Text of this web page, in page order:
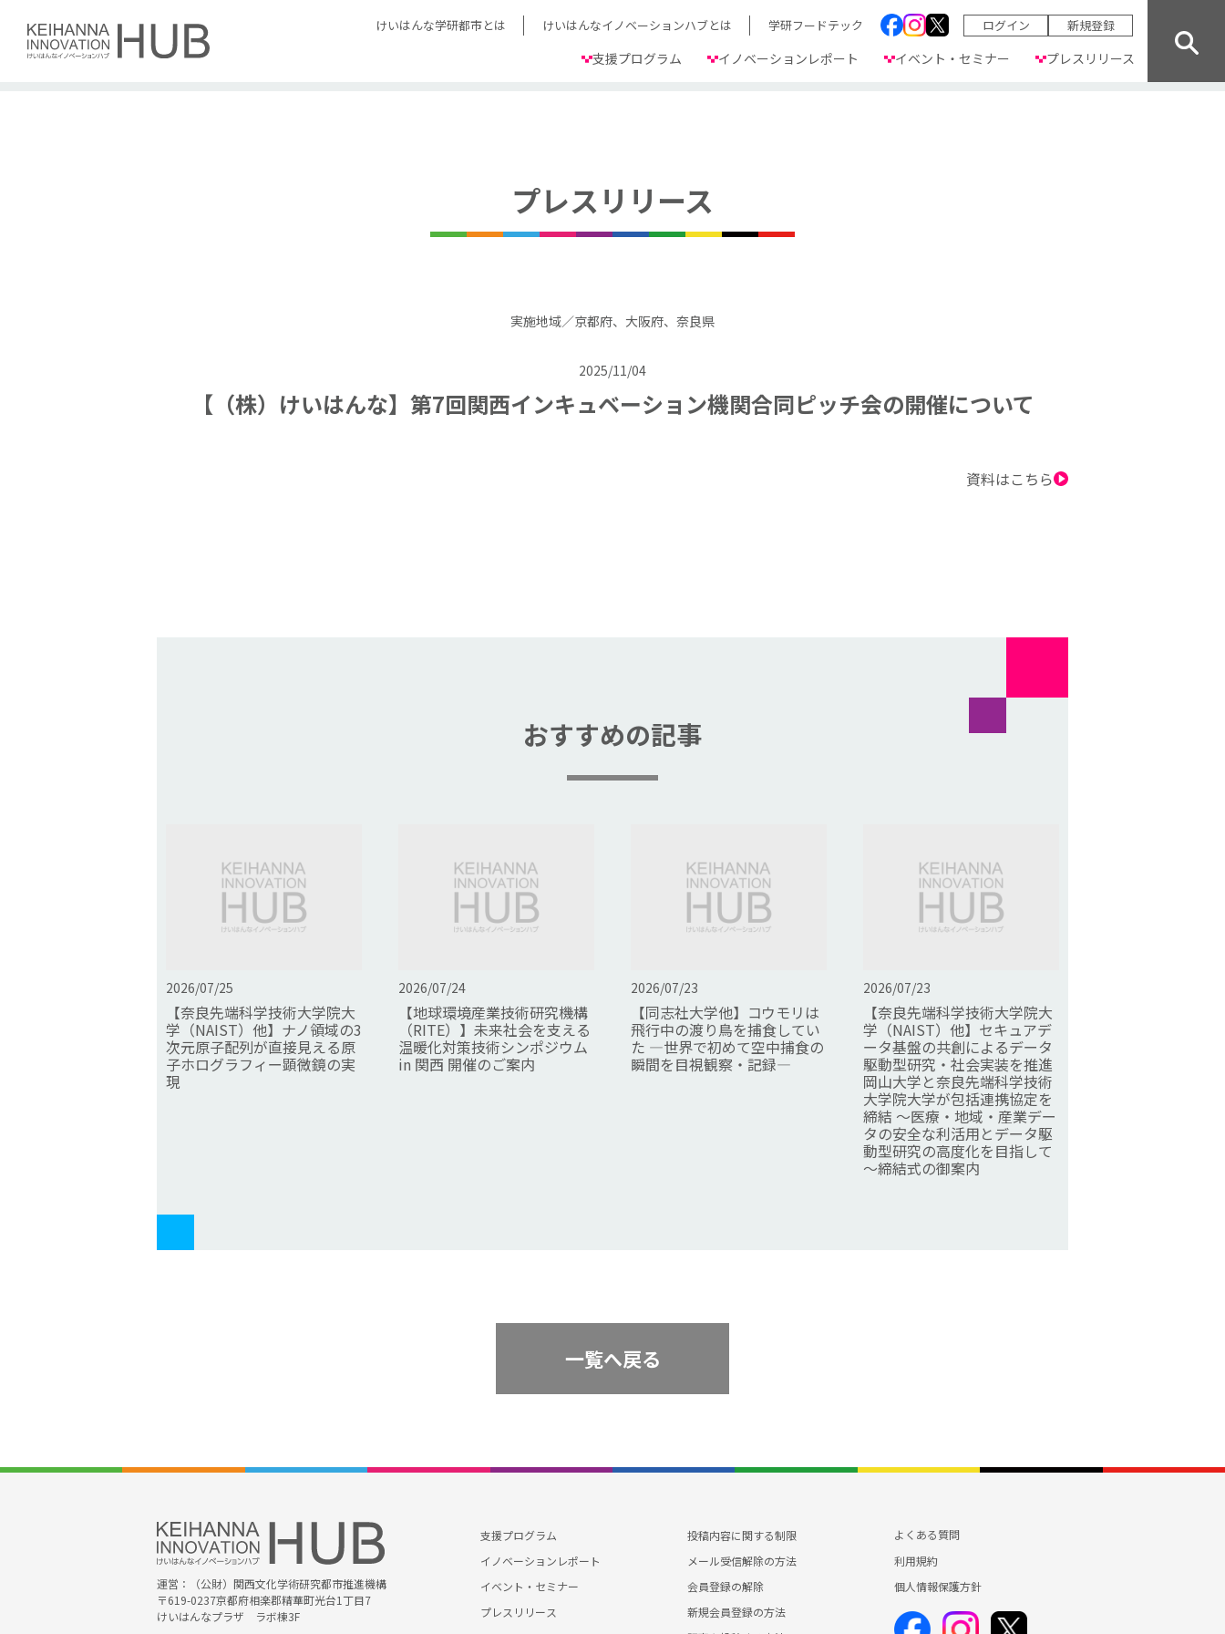
content
支援プログラム イノベーションレポート イベント・セミナー プレスリリース
けいはんな学研都市とは けいはんなイノベーションハブとは 学研フードテック ログイン 新規登録
プレスリリース
実施地域／京都府、大阪府、奈良県
2025/11/04
【（株）けいはんな】第7回関西インキュベーション機関合同ピッチ会の開催について
資料はこちら
おすすめの記事
2026/07/25
【奈良先端科学技術大学院大
学（NAIST）他】ナノ領域の3
次元原子配列が直接見える原
子ホログラフィー顕微鏡の実
現
2026/07/24
【地球環境産業技術研究機構
（RITE）】未来社会を支える
温暖化対策技術シンポジウム
in 関西 開催のご案内
2026/07/23
【同志社大学他】コウモリは
飛行中の渡り鳥を捕食してい
た ―世界で初めて空中捕食の
瞬間を目視観察・記録―
2026/07/23
【奈良先端科学技術大学院大
学（NAIST）他】セキュアデ
ータ基盤の共創によるデータ
駆動型研究・社会実装を推進
岡山大学と奈良先端科学技術
大学院大学が包括連携協定を
締結 ～医療・地域・産業デー
タの安全な利活用とデータ駆
動型研究の高度化を目指して
～締結式の御案内
一覧へ戻る
運営：（公財）関西文化学術研究都市推進機構
〒619-0237京都府相楽郡精華町光台1丁目7
けいはんなプラザ ラボ棟3F
支援プログラム
イノベーションレポート
イベント・セミナー
プレスリリース
投稿内容に関する制限
メール受信解除の方法
会員登録の解除
新規会員登録の方法
よくある質問
利用規約
個人情報保護方針